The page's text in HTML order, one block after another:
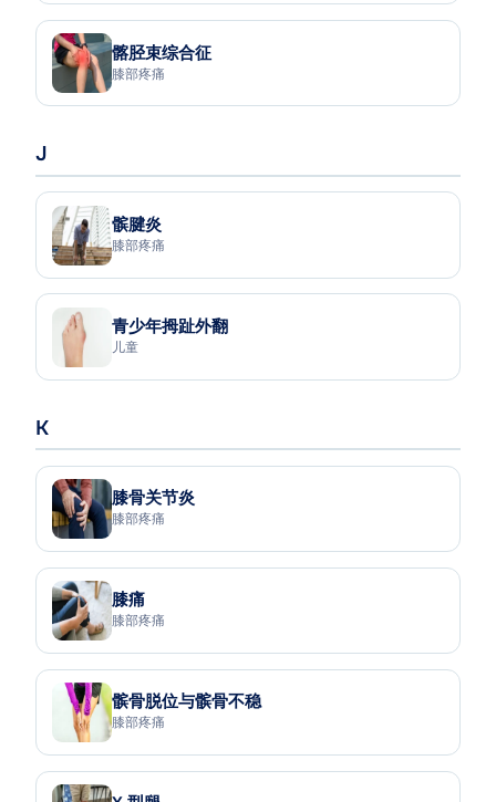
髂胫束综合征
膝部疼痛
J
髌腱炎
膝部疼痛
青少年拇趾外翻
儿童
K
膝骨关节炎
膝部疼痛
膝痛
膝部疼痛
髌骨脱位与髌骨不稳
膝部疼痛